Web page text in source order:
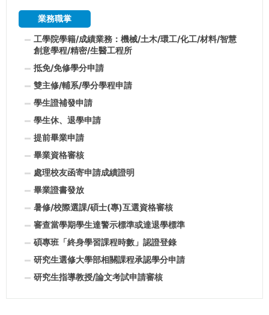
業務職掌
工學院學籍/成績業務：機械/土木/環工/化工/材料/智慧
創意學程/精密/生醫工程所
抵免/免修學分申請
雙主修/輔系/學分學程申請
學生證補發申請
學生休、退學申請
提前畢業申請
畢業資格審核
處理校友函寄申請成績證明
畢業證書發放
暑修/校際選課/碩士(專)互選資格審核
審查當學期學生達警示標準或達退學標準
碩專班「終身學習課程時數」認證登錄
研究生選修大學部相關課程承認學分申請
研究生指導教授/論文考試申請審核